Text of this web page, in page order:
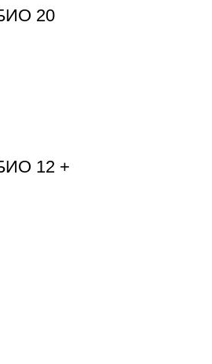
20
12 +